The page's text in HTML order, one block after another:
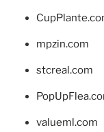
mpzin.com
stcreal.com
valueml.com